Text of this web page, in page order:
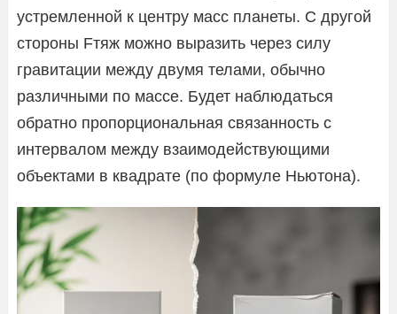
устремленной к центру масс планеты. С другой
стороны Fтяж можно выразить через силу
гравитации между двумя телами, обычно
различными по массе. Будет наблюдаться
обратно пропорциональная связанность с
интервалом между взаимодействующими
объектами в квадрате (по формуле Ньютона).